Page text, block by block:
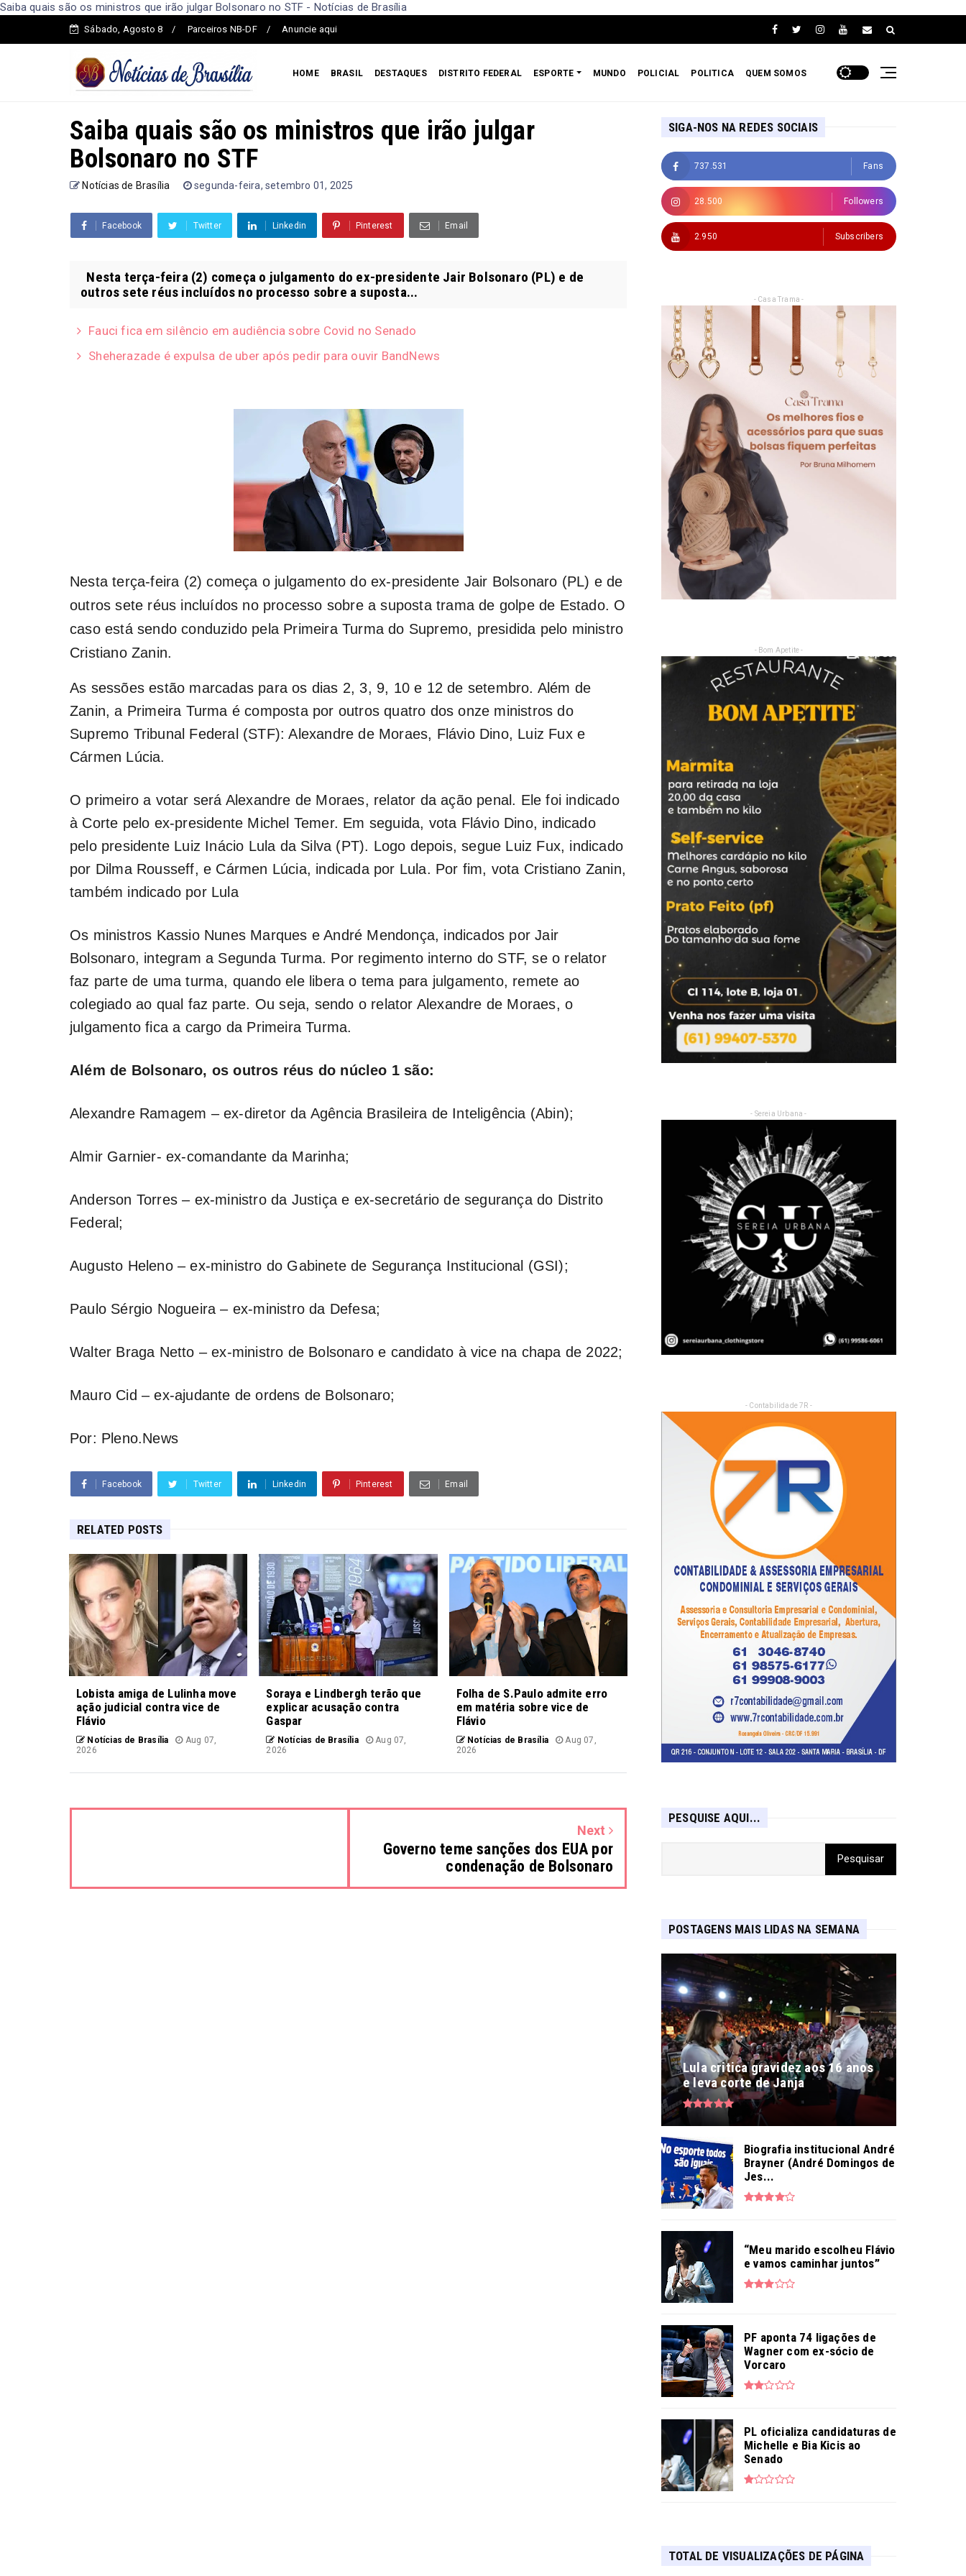
Saiba quais são os ministros que irão julgar Bolsonaro no STF - Notícias de Brasília
Sábado, Agosto 8 Parceiros NB-DF Anuncie aqui
HOME BRASIL DESTAQUES DISTRITO FEDERAL ESPORTE MUNDO POLICIAL POLITICA QUEM SOMOS
Saiba quais são os ministros que irão julgar
Bolsonaro no STF
Notícias de Brasília segunda-feira, setembro 01, 2025
Facebook Twitter Linkedin Pinterest Email
Nesta terça-feira (2) começa o julgamento do ex-presidente Jair Bolsonaro (PL) e de
outros sete réus incluídos no processo sobre a suposta...
Fauci fica em silêncio em audiência sobre Covid no Senado
Sheherazade é expulsa de uber após pedir para ouvir BandNews
Nesta terça-feira (2) começa o julgamento do ex-presidente Jair Bolsonaro (PL) e de
outros sete réus incluídos no processo sobre a suposta trama de golpe de Estado. O
caso está sendo conduzido pela Primeira Turma do Supremo, presidida pelo ministro
Cristiano Zanin.
As sessões estão marcadas para os dias 2, 3, 9, 10 e 12 de setembro. Além de
Zanin, a Primeira Turma é composta por outros quatro dos onze ministros do
Supremo Tribunal Federal (STF): Alexandre de Moraes, Flávio Dino, Luiz Fux e
Cármen Lúcia.
O primeiro a votar será Alexandre de Moraes, relator da ação penal. Ele foi indicado
à Corte pelo ex-presidente Michel Temer. Em seguida, vota Flávio Dino, indicado
pelo presidente Luiz Inácio Lula da Silva (PT). Logo depois, segue Luiz Fux, indicado
por Dilma Rousseff, e Cármen Lúcia, indicada por Lula. Por fim, vota Cristiano Zanin,
também indicado por Lula
Os ministros Kassio Nunes Marques e André Mendonça, indicados por Jair
Bolsonaro, integram a Segunda Turma. Por regimento interno do STF, se o relator
faz parte de uma turma, quando ele libera o tema para julgamento, remete ao
colegiado ao qual faz parte. Ou seja, sendo o relator Alexandre de Moraes, o
julgamento fica a cargo da Primeira Turma.
Além de Bolsonaro, os outros réus do núcleo 1 são:
Alexandre Ramagem – ex-diretor da Agência Brasileira de Inteligência (Abin);
Almir Garnier- ex-comandante da Marinha;
Anderson Torres – ex-ministro da Justiça e ex-secretário de segurança do Distrito
Federal;
Augusto Heleno – ex-ministro do Gabinete de Segurança Institucional (GSI);
Paulo Sérgio Nogueira – ex-ministro da Defesa;
Walter Braga Netto – ex-ministro de Bolsonaro e candidato à vice na chapa de 2022;
Mauro Cid – ex-ajudante de ordens de Bolsonaro;
Por: Pleno.News
Facebook Twitter Linkedin Pinterest Email
RELATED POSTS
Lobista amiga de Lulinha move
ação judicial contra vice de
Flávio
Notícias de Brasília
Aug 07,
2026
Soraya e Lindbergh terão que
explicar acusação contra
Gaspar
Notícias de Brasília
Aug 07,
2026
Folha de S.Paulo admite erro
em matéria sobre vice de
Flávio
Notícias de Brasília
Aug 07,
2026
Next
Governo teme sanções dos EUA por
condenação de Bolsonaro
SIGA-NOS NA REDES SOCIAIS
737.531 Fans
28.500 Followers
2.950 Subscribers
- Casa Trama -
- Bom Apetite -
- Sereia Urbana -
- Contabilidade 7R -
PESQUISE AQUI...
POSTAGENS MAIS LIDAS NA SEMANA
Lula critica gravidez aos 16 anos
e leva corte de Janja
Biografia institucional André
Brayner (André Domingos de
Jes...
“Meu marido escolheu Flávio
e vamos caminhar juntos”
PF aponta 74 ligações de
Wagner com ex-sócio de
Vorcaro
PL oficializa candidaturas de
Michelle e Bia Kicis ao
Senado
TOTAL DE VISUALIZAÇÕES DE PÁGINA